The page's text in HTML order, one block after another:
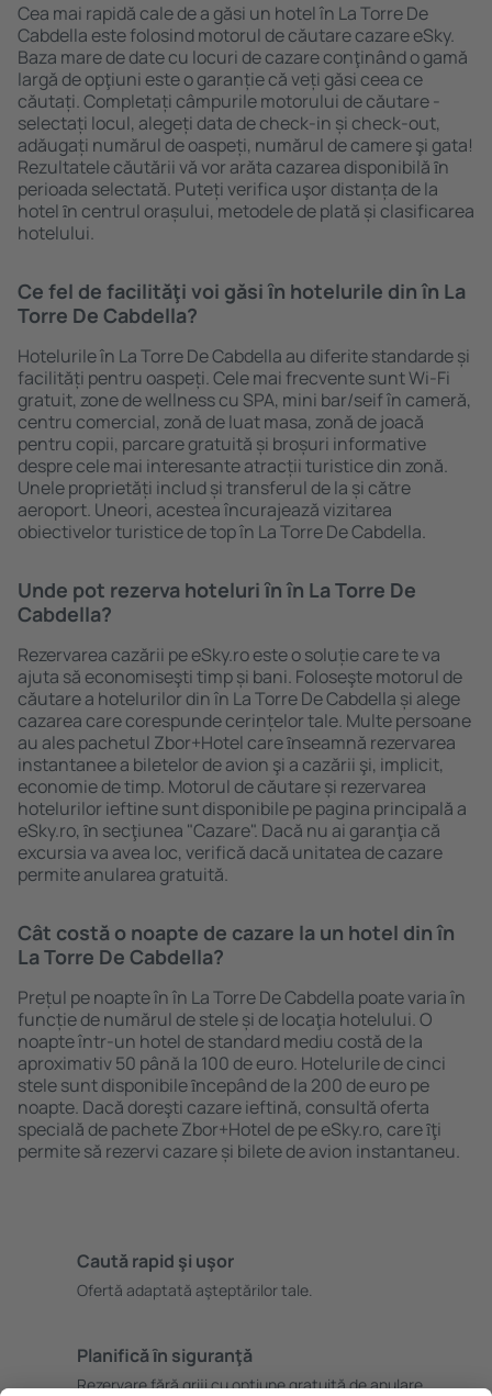
Cea mai rapidă cale de a găsi un hotel în La Torre De
Cabdella este folosind motorul de căutare cazare eSky.
Baza mare de date cu locuri de cazare conţinând o gamă
largă de opţiuni este o garanție că veți găsi ceea ce
căutați. Completați câmpurile motorului de căutare -
selectați locul, alegeți data de check-in și check-out,
adăugați numărul de oaspeți, numărul de camere şi gata!
Rezultatele căutării vă vor arăta cazarea disponibilă ȋn
perioada selectată. Puteți verifica uşor distanța de la
hotel ȋn centrul orașului, metodele de plată și clasificarea
hotelului.
Ce fel de facilităţi voi găsi ȋn hotelurile din în La
Torre De Cabdella?
Hotelurile în La Torre De Cabdella au diferite standarde și
facilități pentru oaspeți. Cele mai frecvente sunt Wi-Fi
gratuit, zone de wellness cu SPA, mini bar/seif în cameră,
centru comercial, zonă de luat masa, zonă de joacă
pentru copii, parcare gratuită și broșuri informative
despre cele mai interesante atracții turistice din zonă.
Unele proprietăți includ și transferul de la și către
aeroport. Uneori, acestea încurajează vizitarea
obiectivelor turistice de top în La Torre De Cabdella.
Unde pot rezerva hoteluri ȋn în La Torre De
Cabdella?
Rezervarea cazării pe eSky.ro este o soluție care te va
ajuta să economiseşti timp și bani. Foloseşte motorul de
căutare a hotelurilor din în La Torre De Cabdella și alege
cazarea care corespunde cerințelor tale. Multe persoane
au ales pachetul Zbor+Hotel care ȋnseamnă rezervarea
instantanee a biletelor de avion şi a cazării şi, implicit,
economie de timp. Motorul de căutare și rezervarea
hotelurilor ieftine sunt disponibile pe pagina principală a
eSky.ro, ȋn secţiunea "Cazare". Dacă nu ai garanţia că
excursia va avea loc, verifică dacă unitatea de cazare
permite anularea gratuită.
Cât costă o noapte de cazare la un hotel din în
La Torre De Cabdella?
Prețul pe noapte în în La Torre De Cabdella poate varia în
funcție de numărul de stele și de locaţia hotelului. O
noapte într-un hotel de standard mediu costă de la
aproximativ 50 până la 100 de euro. Hotelurile de cinci
stele sunt disponibile ȋncepând de la 200 de euro pe
noapte. Dacă doreşti cazare ieftină, consultă oferta
specială de pachete Zbor+Hotel de pe eSky.ro, care ȋţi
permite să rezervi cazare și bilete de avion instantaneu.
Caută rapid şi uşor
Ofertă adaptată aşteptărilor tale.
Planifică ȋn siguranţă
Rezervare fără griji cu opțiune gratuită de anulare.